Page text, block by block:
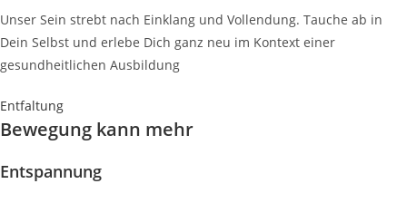
Unser Sein strebt nach Einklang und Vollendung. Tauche ab in
Dein Selbst und erlebe Dich ganz neu im Kontext einer
gesundheitlichen Ausbildung
Entfaltung
Bewegung kann mehr
Entspannung